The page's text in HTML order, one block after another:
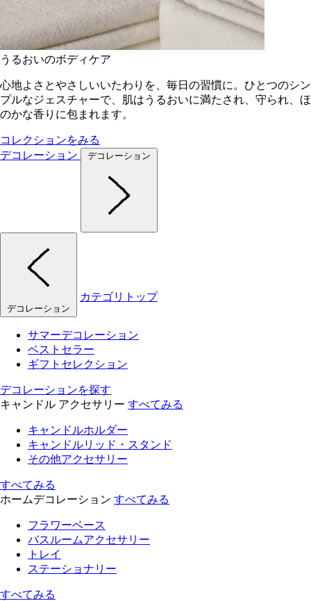
うるおいのボディケア
心地よさとやさしいいたわりを、毎日の習慣に。ひとつのシン
プルなジェスチャーで、肌はうるおいに満たされ、守られ、ほ
のかな香りに包まれます。
コレクションをみる
デコレーション
デコレーション
デコレーション
カテゴリトップ
サマーデコレーション
ベストセラー
ギフトセレクション
デコレーションを探す
キャンドル アクセサリー すべてみる
キャンドルホルダー
キャンドルリッド・スタンド
その他アクセサリー
すべてみる
ホームデコレーション すべてみる
フラワーベース
バスルームアクセサリー
トレイ
ステーショナリー
すべてみる